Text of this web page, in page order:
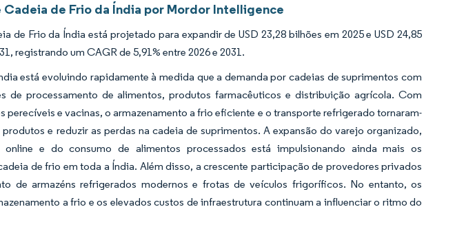
de Frio da Índia por Mordor Intelligence
de Frio da Índia está projetado para expandir de USD 23,28 bilhões em 2025 e USD 24,85
registrando um CAGR de 5,91% entre 2026 e 2031.
está evoluindo rapidamente à medida que a demanda por cadeias de suprimentos com
de processamento de alimentos, produtos farmacêuticos e distribuição agrícola. Com
e vacinas, o armazenamento a frio eficiente e o transporte refrigerado tornaram-
e reduzir as perdas na cadeia de suprimentos. A expansão do varejo organizado,
e do consumo de alimentos processados está impulsionando ainda mais os
de frio em toda a Índia. Além disso, a crescente participação de provedores privados
de armazéns refrigerados modernos e frotas de veículos frigoríficos. No entanto, os
a frio e os elevados custos de infraestrutura continuam a influenciar o ritmo do